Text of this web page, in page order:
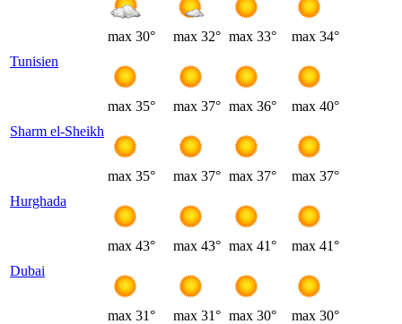
Tunisien
max 30° max 32° max 33° max 34°
Sharm el-Sheikh
max 35° max 37° max 36° max 40°
Hurghada
max 35° max 37° max 37° max 37°
Dubai
max 43° max 43° max 41° max 41°
max 31° max 31° max 30° max 30°